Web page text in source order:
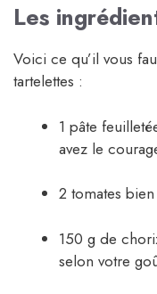
Les
Voici ce qu’il vous
tartelettes :
1 pâte
avez le
2 tomates
150 g de
selon votre